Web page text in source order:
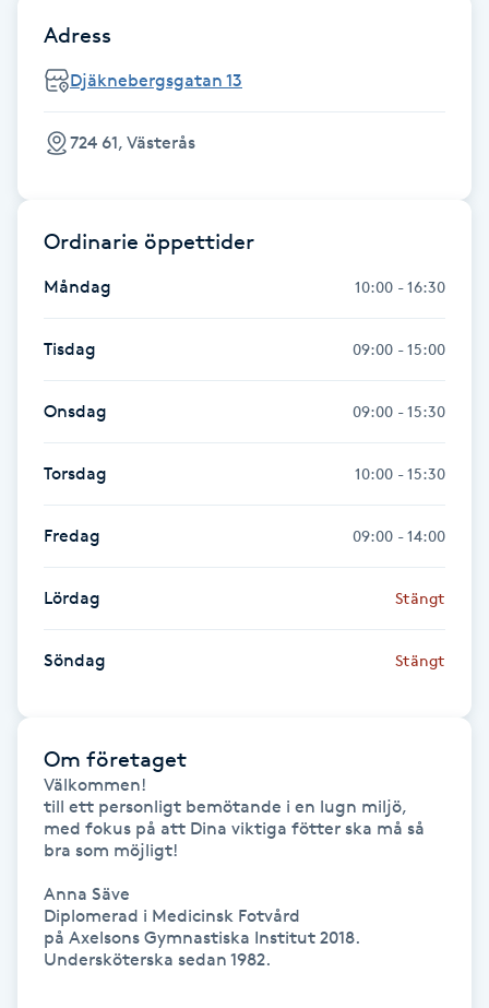
Fransk manikyr
Fransrengöring
Friskvård
Friskvårdsmassage
Frisör
Funktionsanalys
Färgning
Föning
Gel naglar
Gellack
Gellack med förstärkning
Gravidyoga
Adress
Djäknebergsgatan 13
724 61, Västerås
Ordinarie öppettider
Måndag 10:00 - 16:30
Tisdag 09:00 - 15:00
Onsdag 09:00 - 15:30
Torsdag 10:00 - 15:30
Fredag 09:00 - 14:00
Lördag Stängt
Söndag Stängt
Om företaget
Välkommen!
till ett personligt bemötande i en lugn miljö,
med fokus på att Dina viktiga fötter ska må så
bra som möjligt!
Anna Säve
Diplomerad i Medicinsk Fotvård
på Axelsons Gymnastiska Institut 2018.
Undersköterska sedan 1982.